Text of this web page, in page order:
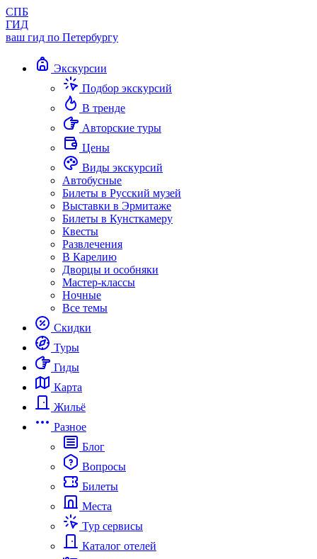
СПБ
ГИД
ваш гид по Петербургу
Экскурсии
Подбор экскурсий
В тренде
Авторские туры
Цены
Виды экскурсий
Автобусные
Билеты в Русский музей
Выставки в Эрмитаже
Билеты в Кунсткамеру
Квесты
Развлечения
В Карелию
Дворцы и особняки
Мастер-классы
Ночные
Все темы
Скидки
Туры
Гиды
Карта
Жильё
Разное
Блог
Вопросы
Билеты
Места
Тур сервисы
Каталог отелей